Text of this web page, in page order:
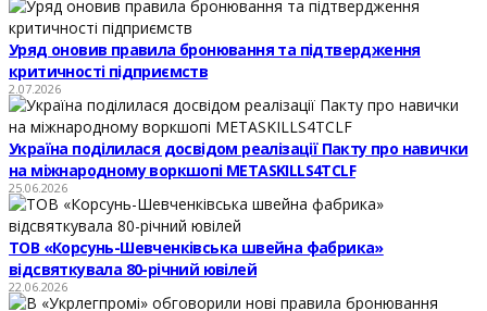
Уряд оновив правила бронювання та підтвердження
критичності підприємств
2.07.2026
Україна поділилася досвідом реалізації Пакту про навички
на міжнародному воркшопі METASKILLS4TCLF
25.06.2026
ТОВ «Корсунь-Шевченківська швейна фабрика»
відсвяткувала 80-річний ювілей
22.06.2026